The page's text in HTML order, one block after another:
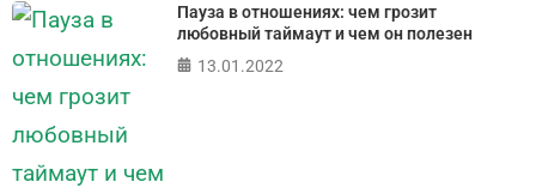
Пауза в отношениях: чем грозит
любовный таймаут и чем он полезен
13.01.2022